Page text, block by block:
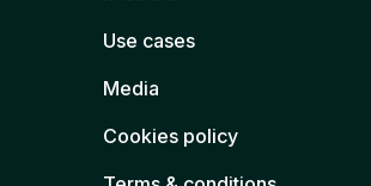
Use cases
Media
Cookies policy